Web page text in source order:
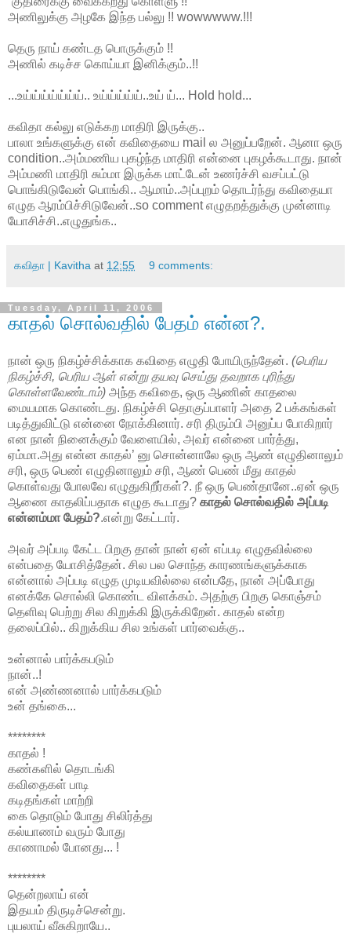
அணிலுக்கு அழகே இந்த பல்லு !! wowwwww.!!!
தெரு நாய் கண்டத பொருக்கும் !!
அணில் கடிச்ச கொய்யா இனிக்கும்..!!
...உய்ய்ய்ய்ய்ய்ய்.. உய்ய்ய்ய்ய்..உய் ய்... Hold hold...
கவிதா கல்லு எடுக்கற மாதிரி இருக்கு..
பாலா உங்களுக்கு என் கவிதையை mail ல அனுப்பறேன். ஆனா ஒரு
condition..அம்மணிய புகழ்ந்த மாதிரி என்னை புகழக்கூடாது. நான்
அம்மணி மாதிரி சும்மா இருக்க மாட்டேன் உணர்ச்சி வசப்பட்டு
பொங்கிடுவேன் பொங்கி.. ஆமாம்..அப்புறம் தொடர்ந்து கவிதையா
எழுத ஆரம்பிச்சிடுவேன்..so comment எழுதறத்துக்கு முன்னாடி
யோசிச்சி..எழுதுங்க..
கவிதா | Kavitha at 12:55 9 comments:
Tuesday, April 11, 2006
காதல் சொல்வதில் பேதம் என்ன?.
நான் ஒரு நிகழ்ச்சிக்காக கவிதை எழுதி போயிருந்தேன். (பெரிய
நிகழ்ச்சி, பெரிய ஆள் என்று தயவு செய்து தவறாக புரிந்து
கொள்ளவேண்டாம்) அந்த கவிதை, ஒரு ஆணின் காதலை
மையமாக கொண்டது. நிகழ்ச்சி தொகுப்பாளர் அதை 2 பக்கங்கள்
படித்துவிட்டு என்னை நோக்கினார். சரி திரும்பி அனுப்ப போகிறார்
என நான் நினைக்கும் வேளையில், அவர் என்னை பார்த்து,
ஏம்மா.அது என்ன காதல்’ னு சொன்னாலே ஒரு ஆண் எழுதினாலும்
சரி, ஒரு பெண் எழுதினாலும் சரி, ஆண் பெண் மீது காதல்
கொள்வது போலவே எழுதுகிறீர்கள்?. நீ ஒரு பெண்தானே..ஏன் ஒரு
ஆணை காதலிப்பதாக எழுத கூடாது? காதல் சொல்வதில் அப்படி
என்னம்மா பேதம்?.என்று கேட்டார்.
அவர் அப்படி கேட்ட பிறகு தான் நான் ஏன் எப்படி எழுதவில்லை
என்பதை யோசித்தேன். சில பல சொந்த காரணங்களுக்காக
என்னால் அப்படி எழுத முடியவில்லை என்பதே, நான் அப்போது
எனக்கே சொல்லி கொண்ட விளக்கம். அதற்கு பிறகு கொஞ்சம்
தெளிவு பெற்று சில கிறுக்கி இருக்கிறேன். காதல் என்ற
தலைப்பில்.. கிறுக்கிய சில உங்கள் பார்வைக்கு..
உன்னால் பார்க்கபடும்
நான்..!
என் அண்ணனால் பார்க்கபடும்
உன் தங்கை...
********
காதல் !
கண்களில் தொடங்கி
கவிதைகள் பாடி
கடிதங்கள் மாற்றி
கை தொடும் போது சிலிர்த்து
கல்யாணம் வரும் போது
காணாமல் போனது... !
********
தென்றலாய் என்
இதயம் திருடிச்சென்று.
புயலாய் வீசுகிறாயே..